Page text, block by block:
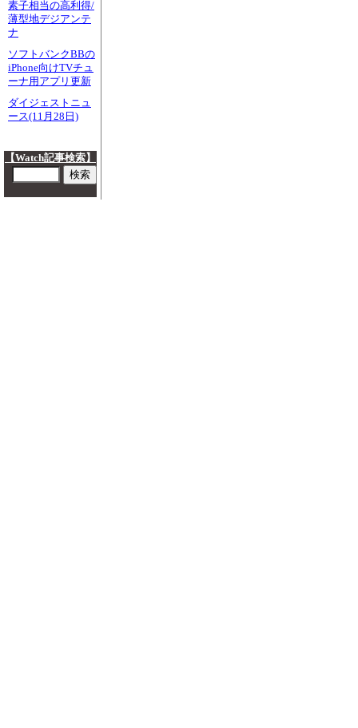
素子相当の高利得/
薄型地デジアンテ
ナ
ソフトバンクBBの
iPhone向けTVチュ
ーナ用アプリ更新
ダイジェストニュ
ース(11月28日)
【Watch記事検索】